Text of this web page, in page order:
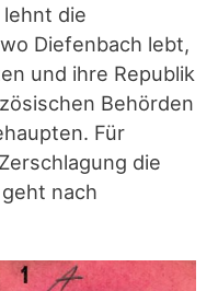
die
Diefenbach lebt,
und ihre Republik
Behörden
Für
die
nach